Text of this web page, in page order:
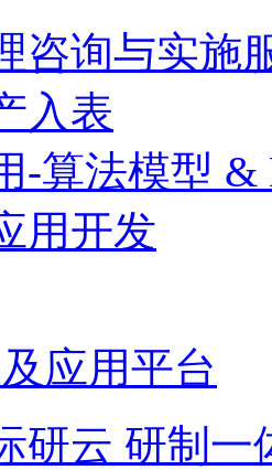
咨询与实施
入表
-算法模型 &
用开发
应用平台
研云 研制